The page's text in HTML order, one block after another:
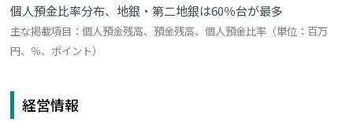
個人預金比率分布、地銀・第二地銀は60％台が最多
主な掲載項目：個人預金残高、預金残高、個人預金比率（単位：百万
円、％、ポイント）
経営情報